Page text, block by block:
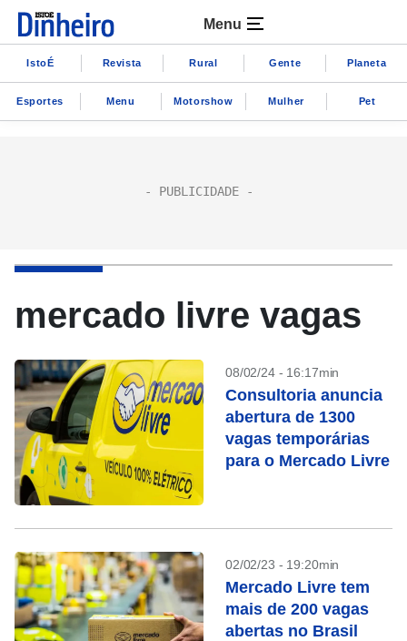
Menu
IstoÉ Revista Rural Gente Planeta
Esportes Menu Motorshow Mulher Pet
mercado livre vagas
08/02/24 - 16:17min
Consultoria anuncia
abertura de 1300
vagas temporárias
para o Mercado Livre
02/02/23 - 19:20min
Mercado Livre tem
mais de 200 vagas
abertas no Brasil